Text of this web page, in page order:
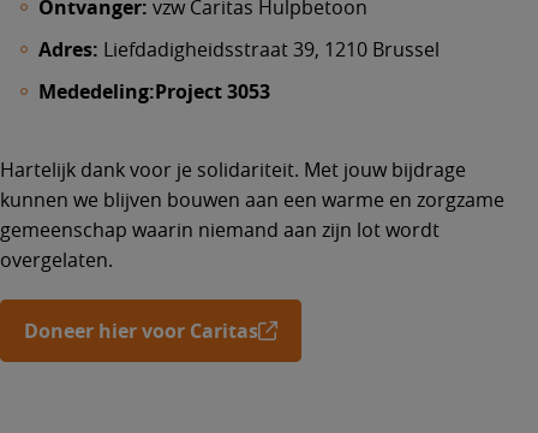
Ontvanger: vzw Caritas Hulpbetoon
Adres: Liefdadigheidsstraat 39, 1210 Brussel
Mededeling:Project 3053
Hartelijk dank voor je solidariteit. Met jouw bijdrage
kunnen we blijven bouwen aan een warme en zorgzame
gemeenschap waarin niemand aan zijn lot wordt
overgelaten.
Doneer hier voor Caritas